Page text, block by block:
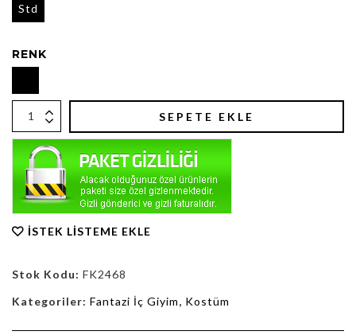
Std
RENK
SEPETE EKLE
İSTEK LISTEME EKLE
Stok Kodu: FK2468
Kategoriler: Fantazi İç Giyim, Kostüm